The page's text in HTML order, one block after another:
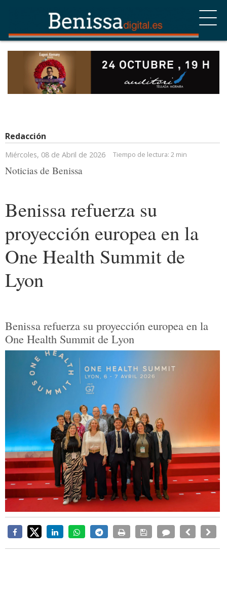
Redacción
Miércoles, 08 de Abril de 2026 Tiempo de lectura: 2 min
Noticias de Benissa
Benissa refuerza su
proyección europea en la
One Health Summit de
Lyon
Benissa refuerza su proyección europea en la
One Health Summit de Lyon